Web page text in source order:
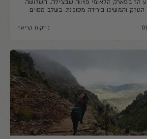
בני 22, מצלע הר בפארק הלאומי פויווה שבצ׳ילה. השלושה
הטרק והמשיכו בירידה מסוכנת. בשלב מסוים
היה ג׳ונגל סבוך, והם נאלצו להעביר במקום
1 דקות קריאה